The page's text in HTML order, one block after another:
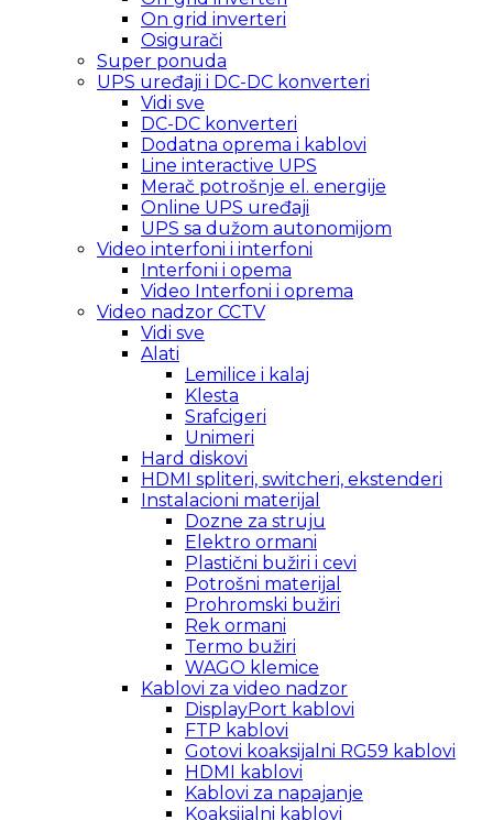
On grid inverteri
Osigurači
Super ponuda
UPS uređaji i DC-DC konverteri
Vidi sve
DC-DC konverteri
Dodatna oprema i kablovi
Line interactive UPS
Merač potrošnje el. energije
Online UPS uređaji
UPS sa dužom autonomijom
Video interfoni i interfoni
Interfoni i opema
Video Interfoni i oprema
Video nadzor CCTV
Vidi sve
Alati
Lemilice i kalaj
Klesta
Srafcigeri
Unimeri
Hard diskovi
HDMI spliteri, switcheri, ekstenderi
Instalacioni materijal
Dozne za struju
Elektro ormani
Plastični bužiri i cevi
Potrošni materijal
Prohromski bužiri
Rek ormani
Termo bužiri
WAGO klemice
Kablovi za video nadzor
DisplayPort kablovi
FTP kablovi
Gotovi koaksijalni RG59 kablovi
HDMI kablovi
Kablovi za napajanje
Koaksijalni kablovi